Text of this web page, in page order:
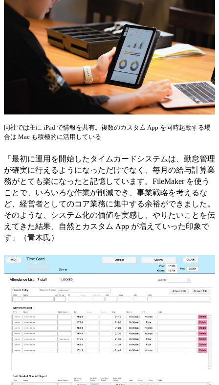
同社では主に iPad で情報を共有。複数のカスタム App を同時起動する場
合は Mac も積極的に活用している
「最初に運用を開始したタイムカードシステムは、勤怠管理
が確実に行えるようになっただけでなく、毎月の給与計算業
務がとても楽になったと記憶しています。FileMaker を使う
ことで、いろいろな作業が削減でき、事業戦略を考えるな
ど、経営者としてのコア業務に集中する余裕ができました。
そのような、システム化の価値を実感し、やりたいことを伝
えてきた結果、自然とカスタム App が増えていった印象で
す」（青木氏）